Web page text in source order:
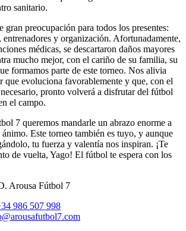
sanitario.
gran preocupación para todos los presentes:
entrenadores y organización. Afortunadamente,
médicas, se descartaron daños mayores
mucho mejor, con el cariño de su familia, su
formamos parte de este torneo. Nos alivia
que evoluciona favorablemente y que, con el
pronto volverá a disfrutar del fútbol
el campo.
7 queremos mandarle un abrazo enorme a
Este torneo también es tuyo, y aunque
tu fuerza y valentía nos inspiran. ¡Te
de vuelta, Yago! El fútbol te espera con los
Arousa Fútbol 7
986 507 998